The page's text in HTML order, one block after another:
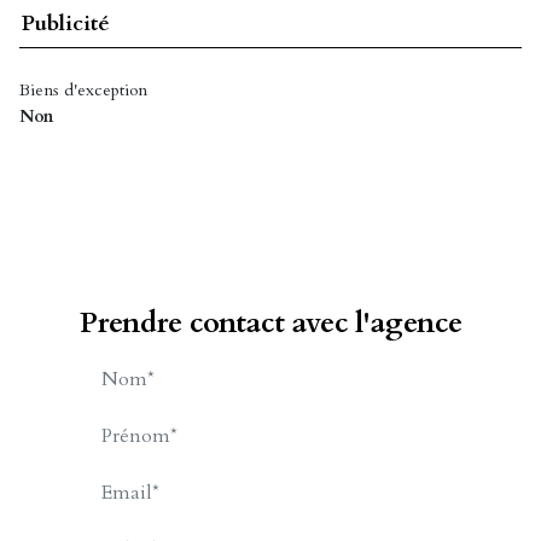
Publicité
Biens d'exception
Non
Prendre contact avec l'agence